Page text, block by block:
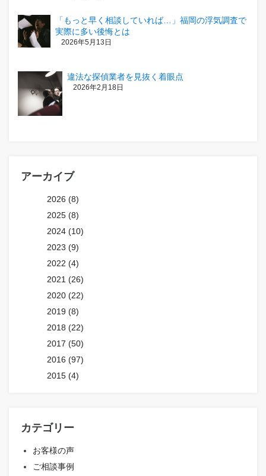
「もっと早く相談していれば…」福岡の浮気調査で
実際に多い後悔とは
2026年5月13日
違法な探偵業者を見抜く着眼点
2026年2月18日
アーカイブ
2026 (8)
2025 (8)
2024 (10)
2023 (9)
2022 (4)
2021 (26)
2020 (22)
2019 (8)
2018 (22)
2017 (50)
2016 (97)
2015 (4)
カテゴリー
お客様の声
ご相談事例